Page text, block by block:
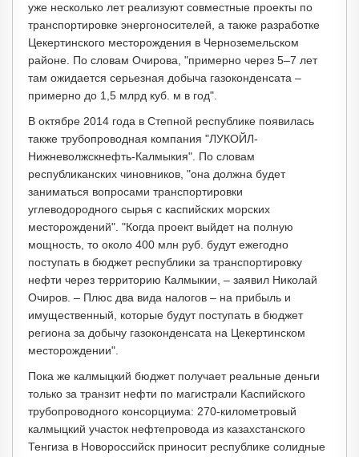
уже несколько лет реализуют совместные проекты по
транспортировке энергоносителей, а также разработке
Цекертинского месторождения в Черноземельском
районе. По словам Очирова, "примерно через 5–7 лет
там ожидается серьезная добыча газоконденсата –
примерно до 1,5 млрд куб. м в год".
В октябре 2014 года в Степной республике появилась
также трубопроводная компания "ЛУКОЙЛ-
Нижневолжскнефть-Калмыкия". По словам
республиканских чиновников, "она должна будет
заниматься вопросами транспортировки
углеводородного сырья с каспийских морских
месторождений". "Когда проект выйдет на полную
мощность, то около 400 млн руб. будут ежегодно
поступать в бюджет республики за транспортировку
нефти через территорию Калмыкии, – заявил Николай
Очиров. – Плюс два вида налогов – на прибыль и
имущественный, которые будут поступать в бюджет
региона за добычу газоконденсата на Цекертинском
месторождении".
Пока же калмыцкий бюджет получает реальные деньги
только за транзит нефти по магистрали Каспийского
трубопроводного консорциума: 270-километровый
калмыцкий участок нефтепровода из казахстанского
Тенгиза в Новороссийск приносит республике солидные